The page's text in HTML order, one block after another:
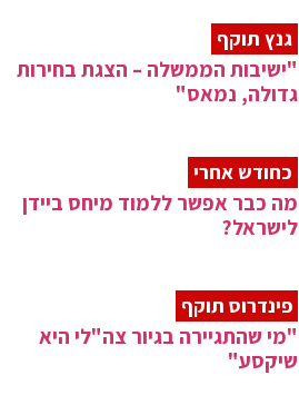
גנץ תוקף
"ישיבות הממשלה – הצגת בחירות
גדולה, נמאס"
כחודש אחרי
מה כבר אפשר ללמוד מיחס ביידן
לישראל?
פינדרוס תוקף
"מי שהתגיירה בגיור צה"לי היא
שיקסע"